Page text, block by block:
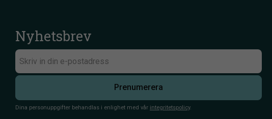
Nyhetsbrev
Prenumerera
Dina personuppgifter behandlas i enlighet med vår integritetspolicy.